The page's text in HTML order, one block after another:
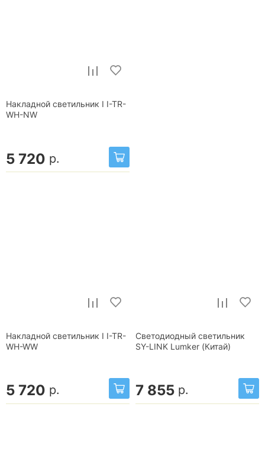
Накладной светильник I I-TR-
WH-NW
5 720 р.
Накладной светильник I I-TR-
WH-WW
5 720 р.
Светодиодный светильник
SY-LINK Lumker (Китай)
7 855 р.